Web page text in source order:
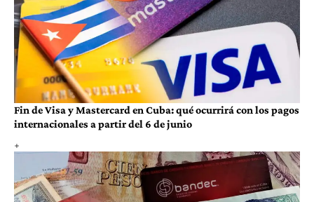
Fin de Visa y Mastercard en Cuba: qué ocurrirá con los pagos
internacionales a partir del 6 de junio